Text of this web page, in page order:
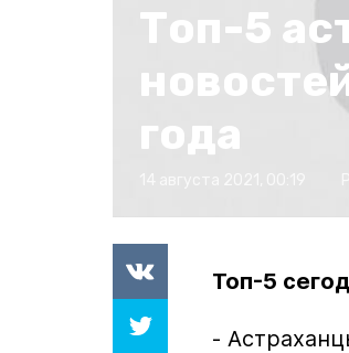
Топ-5
года
Топ-5
-